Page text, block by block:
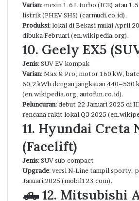
Varian: mesin 1.6 L turbo (ICE) atau
listrik (PHEV SHS) (carmudi.co.id).
Produksi: lokal di Bekasi mulai April
dibuka Februari (en.wikipedia.org).
10. Geely EX5
Jenis: SUV EV kompak
Varian: Max & Pro; motor 160 kW,
60,2 kWh dengan jangkauan 440–530
(en.wikipedia.org, autofun.co.id).
Peluncuran: debut 22 Januari 2025 di
rencana rakit lokal Q3-2025
11. Hyundai Creta
(Facelift)
Jenis: SUV sub-compact
Upgrade: versi N‑Line tampil sporty,
Januari 2025 (mobil123.com).
🛻 12. Mitsubishi